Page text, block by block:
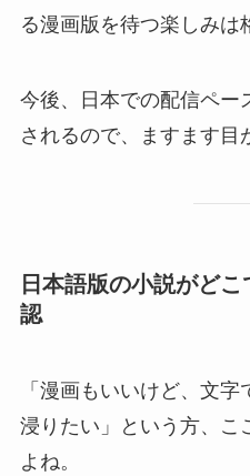
る漫画版を待つ楽しみは
今後、日本での配信ペー
されるので、ますます目
日本語版の小説がど
認
「漫画もいいけど、文
浸りたい」という方、こ
よね。